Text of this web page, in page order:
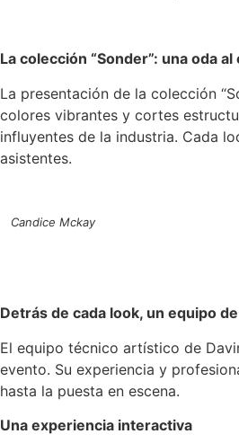
La colección “Sonder”: una oda
La presentación de la colección
colores vibrantes y cortes
influyentes de la industria. Cada
asistentes.
Candice Mckay
Detrás de cada look, un equipo
El equipo técnico artístico de
evento. Su experiencia y
hasta la puesta en escena.
Una experiencia interactiva